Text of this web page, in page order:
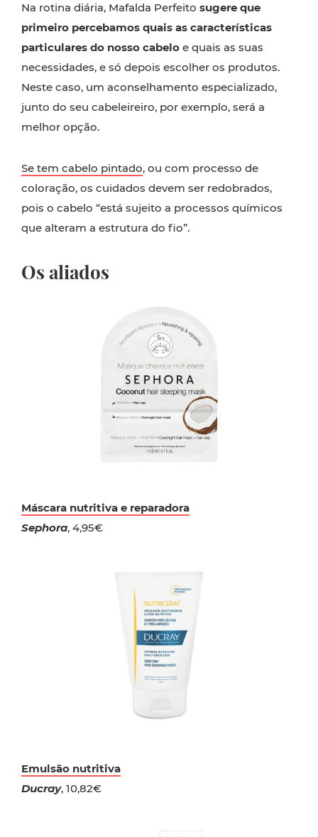
Na rotina diária, Mafalda Perfeito sugere que
primeiro percebamos quais as características
particulares do nosso cabelo e quais as suas
necessidades, e só depois escolher os produtos.
Neste caso, um aconselhamento especializado,
junto do seu cabeleireiro, por exemplo, será a
melhor opção.
Se tem cabelo pintado, ou com processo de
coloração, os cuidados devem ser redobrados,
pois o cabelo “está sujeito a processos químicos
que alteram a estrutura do fio”.
Os aliados
Máscara nutritiva e reparadora
Sephora, 4,95€
Emulsão nutritiva
Ducray, 10,82€